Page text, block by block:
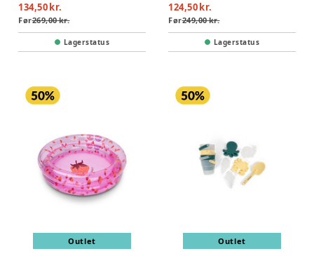
134,50 kr.
Før269,00 kr.
Lagerstatus
124,50 kr.
Før249,00 kr.
Lagerstatus
Outlet Outlet